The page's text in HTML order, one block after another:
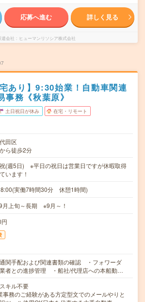
応募へ進む 詳しく見る
遣会社 ヒューマンリソシア株式会社
あり】9:30始業！自動車関連
務《秋葉原》
土日祝日が休み 在宅・リモート
田区
ら徒歩2分
(週5日) ※平日の祝日は営業日ですが休暇取得
います！
実働7時間30分 休憩1時間)
月上旬～長期 ※9月～！
関手配および関連書類の確認 ・フォワーダ
者との進捗管理 ・船社/代理店への本船動…
キル不要
事務のご経験がある方定型文でのメールやりと